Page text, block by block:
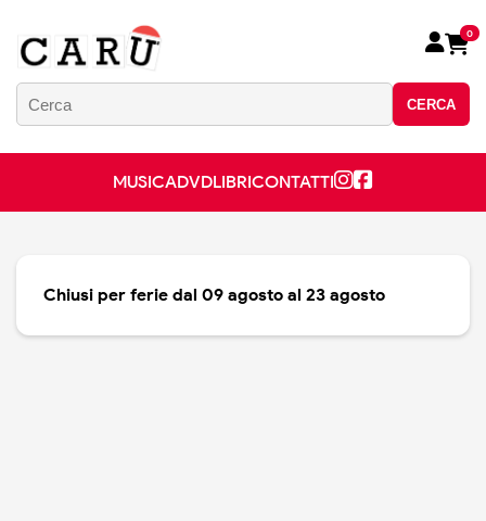
CERCA
0
MUSICADVDLIBRICONTATTI
Chiusi per ferie dal 09 agosto al 23 agosto